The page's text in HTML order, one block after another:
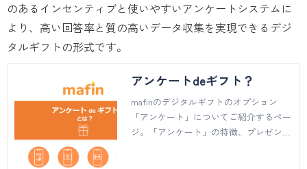
のあるインセンティブと使いやすいアンケートシステムに
より、高い回答率と質の高いデータ収集を実現できるデジ
タルギフトの形式です。
アンケートdeギフト？
mafinのデジタルギフトのオプション
「アンケート」についてご紹介するペー
ジ。「アンケート」の特徴、プレゼント